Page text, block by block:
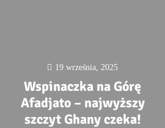
19 września, 2025
Wspinaczka na Górę
Afadjato – najwyższy
szczyt Ghany czeka!